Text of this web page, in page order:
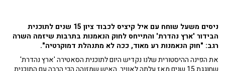
ניסים משעל שוחח עם איל קיציס לכבוד ציון 15 שנים לתוכנית
הבידור 'ארץ נהדרת' והתייחס לחוק הנאמנות בתרבות שיזמה השרה
רגב: "חוק הנאמנות רע מאוד, ככה לא מתנהלת דמוקרטיה".
את הפינה ההיסטורית שלנו נקדיש היום לתוכנית הסאטירה 'ארץ נהדרת'